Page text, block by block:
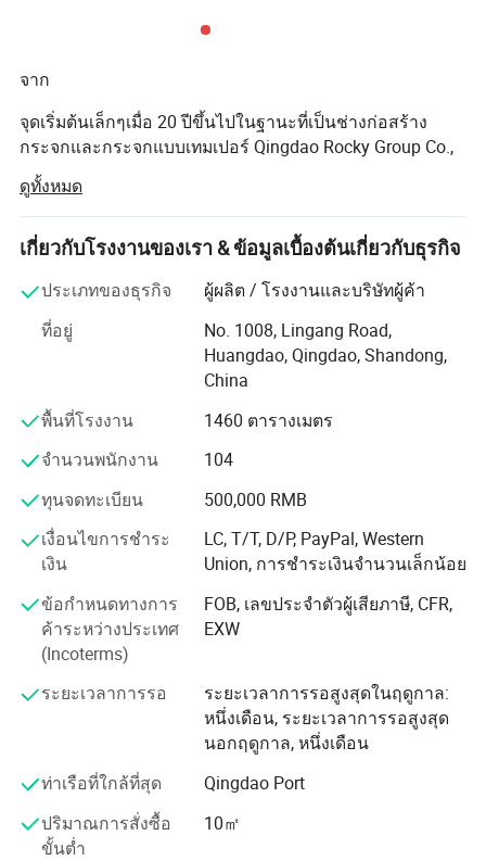
สีของเฟรม :
ความสูงถึง : 3600 มม
กั้นกระจกแบบไม่มีกรอบ
จาก
จุดเริ่มต้นเล็กๆเมื่อ 20 ปีขึ้นไปในฐานะที่เป็นช่างก่อสร้าง
กระจกและกระจกแบบเทมเปอร์ Qingdao Rocky Group Co.,
Ltd ได้เติบโตขึ้นเป็นผู้ผลิตชั้นนำของจีนในด้านการผลิต
กระจก Railing, Fence Pool Fence ซึ่งเป็นกระจกหน้าต่าง
และประตู
ที่ทำจากอะลูมิเนียมผนังกระจกพื้นที่ด้านหน้าอาคารกระจก
พร้อมด้วยประสบการณ์มากกว่า 20 ปี Qingdao Industry Co.,
บริษัทมีชื่อเสียงจากเจ้าของบ้านซึ่งเป็นบริษัทสถาปนิกและ
บริษัทก่อสร้างที่ได้รับการปรับปรุงใหม่ในฐานะที่เป็นผู้ผลิตชั้น
นำของโลกด้านกระจก Railing หน้าต่างอะลูมิเนียมและประตู
กระจกผนังกระจกในประเทศจีนและทั่วโลก ลูกค้าของเรามา
จากกว่า 100 ประเทศ และบางบริษัทที่มีความรู้ดีที่สุดจาก
ออกแบบและพัฒนาผลิตภัณฑ์แต่สิ่งที่ทำให้เราแตกต่างจาก
คนอื่นคือความมุ่งมั่นของเราที่มีต่อความต้องการและความ
ต้องการของลูกค้าแต่ละคนและของลูกค้าทุกคน
เราใส่ใจในคุณภาพของผลิตภัณฑ์และการบริการลูกค้าเพื่อ
ให้มั่นใจว่าผลิตภัณฑ์ของเราสอดคล้องกับมาตรฐานการ
สร้างแบบร่วมสมัย ระบบการจัดการคุณภาพของเรา
สอดคล้องกับ GB/T 19001 และ 2000 เรามี CE, AMA, BSC,
RoSH และ REACH
หลักการแห่งความซื่อสัตย์การทำงานเป็นทีมและนวัตกรรมได้
ดูทั้งหมด
เกี่ยวกับโรงงานของเรา & ข้อมูลเบื้องต้นเกี่ยวกับธุรกิจ
ประเภทของธุรกิจ
ผู้ผลิต / โรงงานและบริษัทผู้ค้า
ที่อยู่
No. 1008, Lingang Road,
Huangdao, Qingdao, Shandong,
China
พื้นที่โรงงาน
1460 ตารางเมตร
จำนวนพนักงาน
104
ทุนจดทะเบียน
500,000 RMB
เงื่อนไขการชำระ
เงิน
LC, T/T, D/P, PayPal, Western
Union, การชำระเงินจำนวนเล็กน้อย
ข้อกำหนดทางการ
ค้าระหว่างประเทศ
(Incoterms)
FOB, เลขประจำตัวผู้เสียภาษี, CFR,
EXW
ระยะเวลาการรอ
ระยะเวลาการรอสูงสุดในฤดูกาล:
หนึ่งเดือน, ระยะเวลาการรอสูงสุด
นอกฤดูกาล, หนึ่งเดือน
ท่าเรือที่ใกล้ที่สุด
Qingdao Port
ปริมาณการสั่งซื้อ
ขั้นต่ำ
10㎡